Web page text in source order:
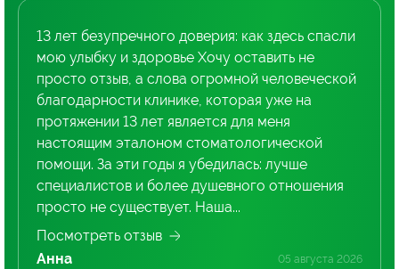
13 лет безупречного доверия: как здесь спасли
мою улыбку и здоровье Хочу оставить не
просто отзыв, а слова огромной человеческой
благодарности клинике, которая уже на
протяжении 13 лет является для меня
настоящим эталоном стоматологической
помощи. За эти годы я убедилась: лучше
специалистов и более душевного отношения
просто не существует. Наша...
Посмотреть отзыв
Анна
05 августа 2026